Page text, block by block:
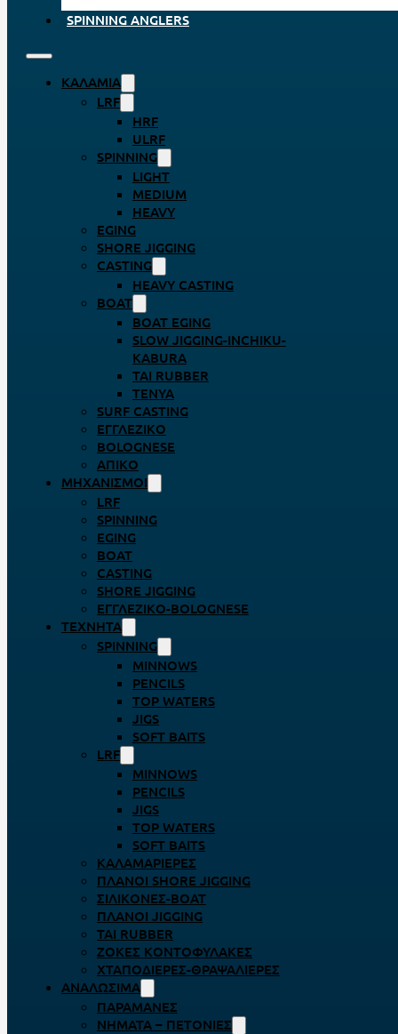
SPINNING ANGLERS
ΚΑΛΆΜΙΑ
LRF
HRF
ULRF
SPINNING
LIGHT
MEDIUM
HEAVY
EGING
SHORE JIGGING
CASTING
HEAVY CASTING
BOAT
BOAT EGING
SLOW JIGGING-INCHIKU-
KABURA
TAI RUBBER
TENYA
SURF CASTING
ΕΓΓΛΈΖΙΚΟ
BOLOGNESE
ΑΠΊΚΟ
ΜΗΧΑΝΙΣΜΟΊ
LRF
SPINNING
EGING
BOAT
CASTING
SHORE JIGGING
ΕΓΓΛΈΖΙΚΟ-BOLOGNESE
ΤΕΧΝΗΤΆ
SPINNING
MINNOWS
PENCILS
TOP WATERS
JIGS
SOFT BAITS
LRF
MINNOWS
PENCILS
JIGS
TOP WATERS
SOFT BAITS
ΚΑΛΑΜΑΡΙΈΡΕΣ
ΠΛΆΝΟΙ SHORE JIGGING
ΣΙΛΙΚΌΝΕΣ-BOAT
ΠΛΆΝΟΙ JIGGING
TAI RUBBER
ΖΌΚΕΣ ΚΟΝΤΟΦΎΛΑΚΕΣ
ΧΤΑΠΟΔΙΈΡΕΣ-ΘΡΑΨΑΛΙΈΡΕΣ
ΑΝΑΛΏΣΙΜΑ
ΠΑΡΑΜΆΝΕΣ
ΝΉΜΑΤΑ – ΠΕΤΟΝΙΈΣ